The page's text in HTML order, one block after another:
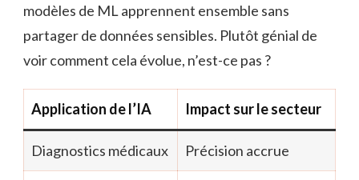
modèles de ML apprennent ensemble sans
partager de données sensibles. Plutôt génial de
voir comment cela évolue, n’est-ce pas ?
Application de l’IA Impact sur le secteur
Diagnostics médicaux Précision accrue